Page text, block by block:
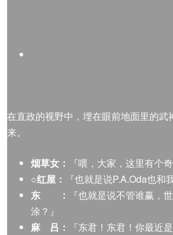
在直政的视野中，埋在眼前地面里的武
来。
烟草女：
『喂，大家，这里有个
○红屋：
『也就是说P.A.Oda也和
东 ：
『也就是说不管谁赢，
涂？』
麻 吕：
『东君！东君！你最近